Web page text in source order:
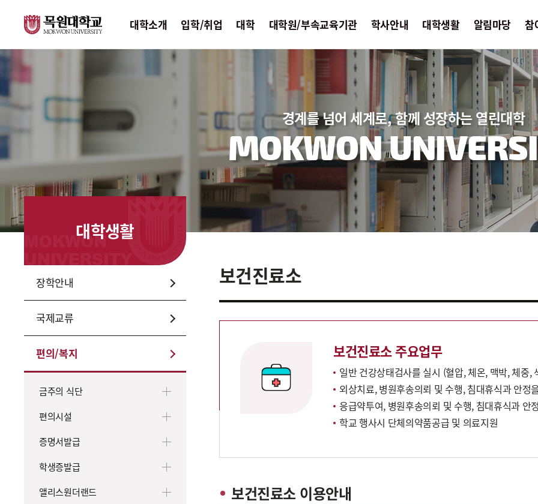
대학소개 입학/취업 대학 대학원/부속교육기관 학사안내 대학생활 알림마당 참
경계를 넘어 세계로, 함께 성장하는 열린대학
MOKWON
대학생활
장학안내
국제교류
편의/복지
금주의 식단
편의시설
증명서발급
학생증발급
앨리스원더랜드
보건진료소
보건진료소 주요업무
일반 건강상태검사를 실시 (혈압, 체온, 맥박, 체중,
외상치료, 병원후송의뢰 및 수행, 침대휴식과 안정
응급약투여, 병원후송의뢰 및 수행, 침대휴식과 안
학교 행사시 단체의약품공급 및 의료지원
보건진료소 이용안내